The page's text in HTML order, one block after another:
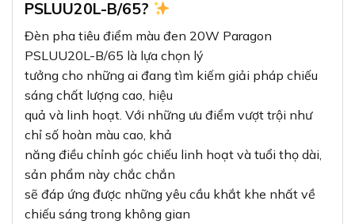
PSLUU20L-B/65?
Đèn pha tiêu điểm màu đen 20W Paragon
PSLUU20L-B/65 là lựa chọn lý
tưởng cho những ai đang tìm kiếm giải pháp chiếu
sáng chất lượng cao, hiệu
quả và linh hoạt. Với những ưu điểm vượt trội như
chỉ số hoàn màu cao, khả
năng điều chỉnh góc chiếu linh hoạt và tuổi thọ dài,
sản phẩm này chắc chắn
sẽ đáp ứng được những yêu cầu khắt khe nhất về
chiếu sáng trong không gian